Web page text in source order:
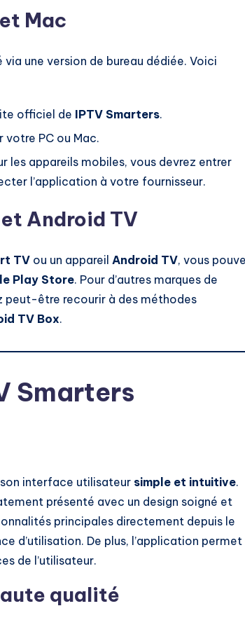
Mac
une version de bureau dédiée. Voici
officiel de IPTV Smarters.
votre PC ou Mac.
les appareils mobiles, vous devrez entrer
l’application à votre fournisseur.
Android TV
TV ou un appareil Android TV, vous
Play Store. Pour d’autres marques de
peut-être recourir à des méthodes
TV Box.
Smarters
interface utilisateur simple et intuitive.
présenté avec un design soigné et
principales directement depuis le
d’utilisation. De plus, l’application permet
de l’utilisateur.
qualité